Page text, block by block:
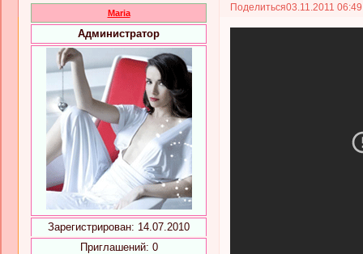
Поделиться03.11.2011
Maria
Администратор
Зарегистрирован: 14.07.2010
Приглашений: 0